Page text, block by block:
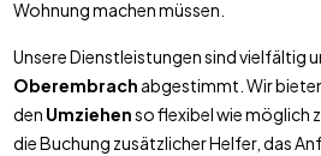
Wohnung machen müssen.
Unsere Dienstleistungen sind vielfältig
Oberembrach abgestimmt. Wir
den Umziehenso flexibel wie möglich
die Buchung zusätzlicher Helfer, das